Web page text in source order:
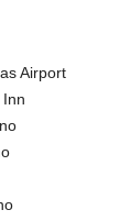
Airport
Inn